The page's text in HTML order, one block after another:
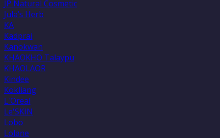
JP Natural Cosmetic
Jula’s Herb
KA
Kadprai
Kanokwan
KHAOKHO Talaypu
KHAOLAOR
Kindee
Kokliang
L'Oreal
Le'SKIN
Lobo
Lolane